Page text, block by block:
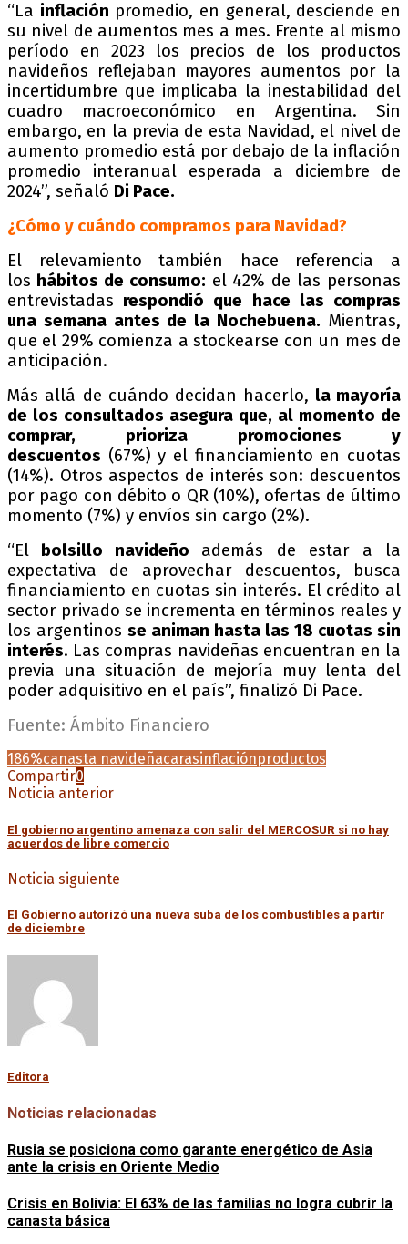
“La inflación promedio, en general, desciende en
su nivel de aumentos mes a mes. Frente al mismo
período en 2023 los precios de los productos
navideños reflejaban mayores aumentos por la
incertidumbre que implicaba la inestabilidad del
cuadro macroeconómico en Argentina. Sin
embargo, en la previa de esta Navidad, el nivel de
aumento promedio está por debajo de la inflación
promedio interanual esperada a diciembre de
2024”, señaló Di Pace.
¿Cómo y cuándo compramos para Navidad?
El relevamiento también hace referencia a
los hábitos de consumo: el 42% de las personas
entrevistadas respondió que hace las compras
una semana antes de la Nochebuena. Mientras,
que el 29% comienza a stockearse con un mes de
anticipación.
Más allá de cuándo decidan hacerlo, la mayoría
de los consultados asegura que, al momento de
comprar, prioriza promociones y
descuentos (67%) y el financiamiento en cuotas
(14%). Otros aspectos de interés son: descuentos
por pago con débito o QR (10%), ofertas de último
momento (7%) y envíos sin cargo (2%).
“El bolsillo navideño además de estar a la
expectativa de aprovechar descuentos, busca
financiamiento en cuotas sin interés. El crédito al
sector privado se incrementa en términos reales y
los argentinos se animan hasta las 18 cuotas sin
interés. Las compras navideñas encuentran en la
previa una situación de mejoría muy lenta del
poder adquisitivo en el país”, finalizó Di Pace.
Fuente: Ámbito Financiero
186%canasta navideñacarasinflaciónproductos
Compartir0
Noticia anterior
El gobierno argentino amenaza con salir del MERCOSUR si no hay
acuerdos de libre comercio
Noticia siguiente
El Gobierno autorizó una nueva suba de los combustibles a partir
de diciembre
Editora
Noticias relacionadas
Rusia se posiciona como garante energético de Asia
ante la crisis en Oriente Medio
Crisis en Bolivia: El 63% de las familias no logra cubrir la
canasta básica